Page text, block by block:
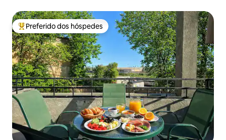
Entre os melhores preferidos dos hóspedes
Preferido dos hóspedes